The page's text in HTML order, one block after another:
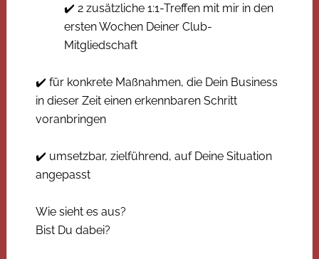
✔️ 2 zusätzliche 1:1-Treffen mit mir in den
ersten Wochen Deiner Club-
Mitgliedschaft
✔️ für konkrete Maßnahmen, die Dein Business
in dieser Zeit einen erkennbaren Schritt
voranbringen
✔️ umsetzbar, zielführend, auf Deine Situation
angepasst
Wie sieht es aus?
Bist Du dabei?